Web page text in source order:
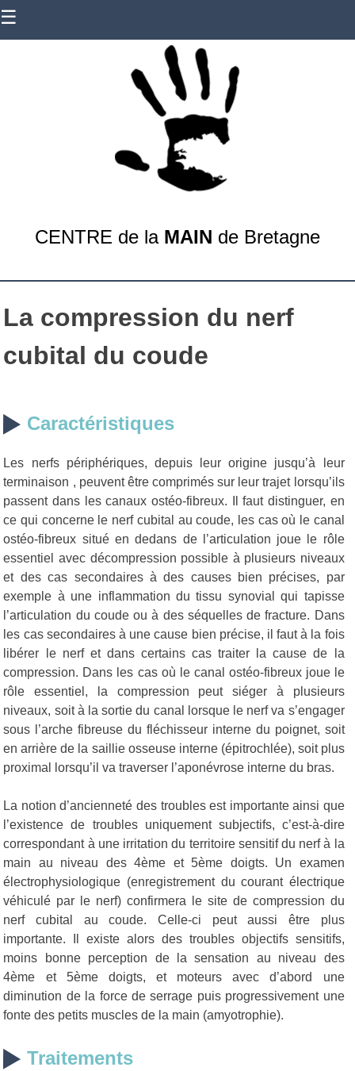
Skip
to
CENTRE de la MAIN de Bretagne
☰
La compression du nerf
cubital du coude
Caractéristiques
Les nerfs périphériques, depuis leur origine jusqu’à leur
terminaison , peuvent être comprimés sur leur trajet lorsqu’ils
passent dans les canaux ostéo-fibreux. Il faut distinguer, en
ce qui concerne le nerf cubital au coude, les cas où le canal
ostéo-fibreux situé en dedans de l’articulation joue le rôle
essentiel avec décompression possible à plusieurs niveaux
et des cas secondaires à des causes bien précises, par
exemple à une inflammation du tissu synovial qui tapisse
l’articulation du coude ou à des séquelles de fracture. Dans
les cas secondaires à une cause bien précise, il faut à la fois
libérer le nerf et dans certains cas traiter la cause de la
compression. Dans les cas où le canal ostéo-fibreux joue le
rôle essentiel, la compression peut siéger à plusieurs
niveaux, soit à la sortie du canal lorsque le nerf va s’engager
sous l’arche fibreuse du fléchisseur interne du poignet, soit
en arrière de la saillie osseuse interne (épitrochlée), soit plus
proximal lorsqu’il va traverser l’aponévrose interne du bras.
La notion d’ancienneté des troubles est importante ainsi que
l’existence de troubles uniquement subjectifs, c’est-à-dire
correspondant à une irritation du territoire sensitif du nerf à la
main au niveau des 4ème et 5ème doigts. Un examen
électrophysiologique (enregistrement du courant électrique
véhiculé par le nerf) confirmera le site de compression du
nerf cubital au coude. Celle-ci peut aussi être plus
importante. Il existe alors des troubles objectifs sensitifs,
moins bonne perception de la sensation au niveau des
4ème et 5ème doigts, et moteurs avec d’abord une
diminution de la force de serrage puis progressivement une
fonte des petits muscles de la main (amyotrophie).
Traitements